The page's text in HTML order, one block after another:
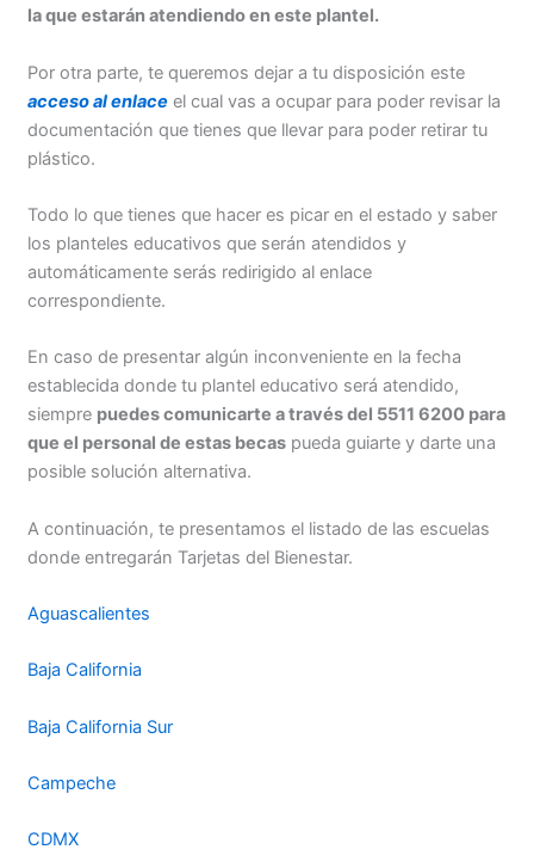
la que estarán atendiendo en este plantel.
Por otra parte, te queremos dejar a tu disposición este
acceso al enlaceel cual vas a ocupar para poder revisar la
documentación que tienes que llevar para poder retirar tu
plástico.
Todo lo que tienes que hacer es picar en el estado y saber
los planteles educativos que serán atendidos y
automáticamente serás redirigido al enlace
correspondiente.
En caso de presentar algún inconveniente en la fecha
establecida donde tu plantel educativo será atendido,
siempre puedes comunicarte a través del 5511 6200 para
que el personal de estas becaspueda guiarte y darte una
posible solución alternativa.
A continuación, te presentamos el listado de las escuelas
donde entregarán Tarjetas del Bienestar.
Aguascalientes
Baja California
Baja California Sur
Campeche
CDMX